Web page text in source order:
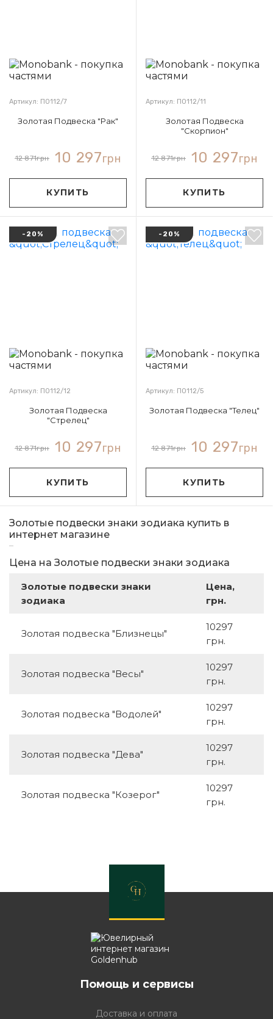
Золотые подвески знаки зодиака купить в
интернет магазине
Цена на Золотые подвески знаки зодиака
Золотые подвески знаки
зодиака
Цена,
грн.
Золотая подвеска "Близнецы"
10297
грн.
Золотая подвеска "Весы"
10297
грн.
Золотая подвеска "Водолей"
10297
грн.
Золотая подвеска "Дева"
10297
грн.
Золотая подвеска "Козерог"
10297
грн.
Артикул: П0112/7
Золотая Подвеска "Рак"
12 871грн 10 297грн
КУПИТЬ
Артикул: П0112/11
Золотая Подвеска
"Скорпион"
12 871грн 10 297грн
КУПИТЬ
-20%
Артикул: П0112/12
Золотая Подвеска
"Стрелец"
12 871грн 10 297грн
КУПИТЬ
-20%
Артикул: П0112/5
Золотая Подвеска "Телец"
12 871грн 10 297грн
КУПИТЬ
Помощь и сервисы
Доставка и оплата